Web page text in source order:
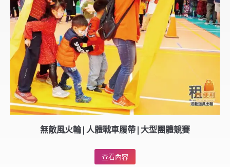
無敵風火輪|人體戰車履帶|大型團體競賽
查看內容